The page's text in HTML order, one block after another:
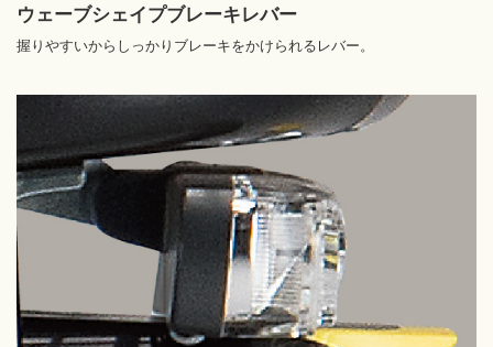
ウェーブシェイプブレーキレバー
握りやすいからしっかりブレーキをかけられるレバー。